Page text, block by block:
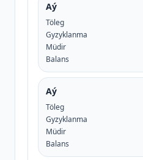
Aý
Töleg
Gyzyklanma
Müdir
Balans
Aý
Töleg
Gyzyklanma
Müdir
Balans